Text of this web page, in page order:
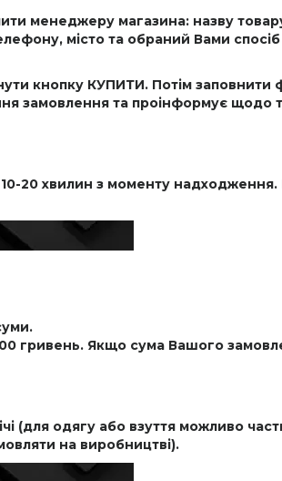
менеджеру магазина: назву
місто та обраний Вами
кнопку КУПИТИ. Потім
замовлення та проінформує щодо
20 хвилин з моменту надходження.
гривень. Якщо сума Вашого
(для одягу або взуття можливо
на виробництві).